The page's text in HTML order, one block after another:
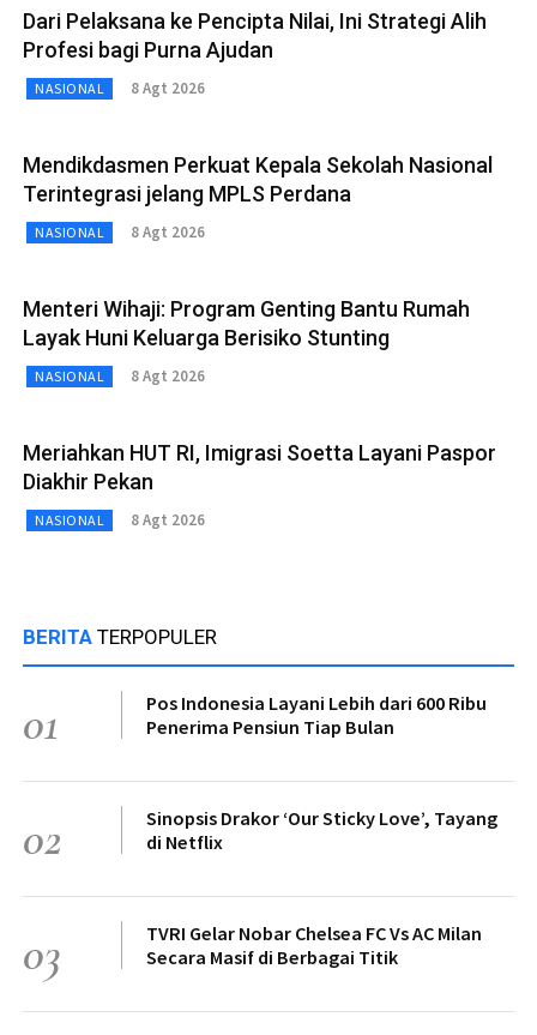
Dari Pelaksana ke Pencipta Nilai, Ini Strategi Alih
Profesi bagi Purna Ajudan
NASIONAL 8 Agt 2026
Mendikdasmen Perkuat Kepala Sekolah Nasional
Terintegrasi jelang MPLS Perdana
NASIONAL 8 Agt 2026
Menteri Wihaji: Program Genting Bantu Rumah
Layak Huni Keluarga Berisiko Stunting
NASIONAL 8 Agt 2026
Meriahkan HUT RI, Imigrasi Soetta Layani Paspor
Diakhir Pekan
NASIONAL 8 Agt 2026
BERITA TERPOPULER
01
Pos Indonesia Layani Lebih dari 600 Ribu
Penerima Pensiun Tiap Bulan
02
Sinopsis Drakor ‘Our Sticky Love’, Tayang
di Netflix
03
TVRI Gelar Nobar Chelsea FC Vs AC Milan
Secara Masif di Berbagai Titik